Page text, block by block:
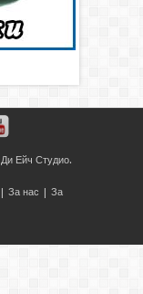
Ди Ейч Студио.
| За нас | За